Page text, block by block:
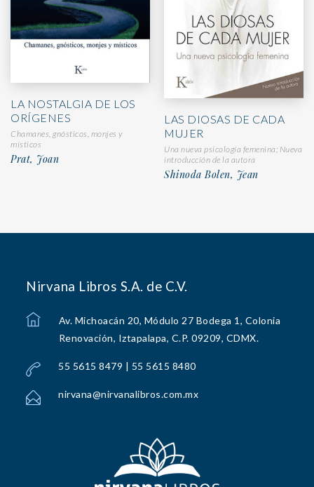
LA NOSTALGIA DE LOS
ORÍGENES
Chamanes, gnósticos, monjes y
místicos
Prat, Joan
LAS DIOSAS DE CADA
MUJER
Una nueva psicología femenina; Nueva
introducción de la autora
Shinoda Bolen, Jean
Nirvana Libros S.A. de C.V.
Av. Michoacán 20, Módulo 27 Bodega 1, Colonia
Renovación, Iztapalapa, C.P. 09209, CDMX.
55 5615 8479 | 55 5615 8480
nirvana@nirvanalibros.com.mx